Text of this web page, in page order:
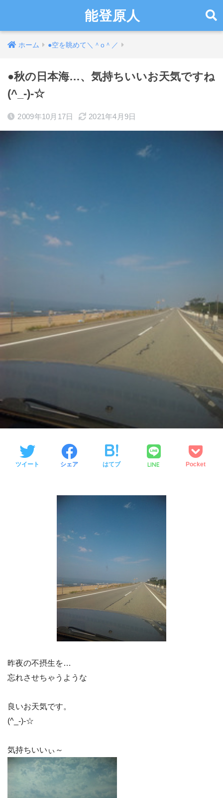
能登原人
ホーム ●空を眺めて＼＾o＾／
●秋の日本海…、気持ちいいお天気ですね
(^_-)-☆
2009年10月17日 2021年4月9日
ツイート シェア はてブ LINE Pocket
昨夜の不摂生を…
忘れさせちゃうような
良いお天気です。
(^_-)-☆
気持ちいいぃ～